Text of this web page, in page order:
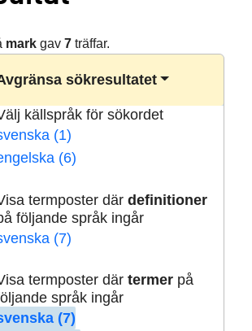
markgav 7träffar.
sökresultatet
källspråk för sökordet
(1)
(6)
termposter där definitioner
följande språk ingår
(7)
termposter där termerpå
språk ingår
(7)